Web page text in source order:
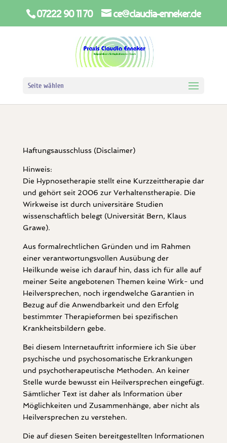
07222 90 11 70 ce@claudia-enneker.de
Seite wählen
Haftungsausschluss (Disclaimer)
Hinweis:
Die Hypnosetherapie stellt eine Kurzzeittherapie dar
und gehört seit 2006 zur Verhaltenstherapie. Die
Wirkweise ist durch universitäre Studien
wissenschaftlich belegt (Universität Bern, Klaus
Grawe).
Aus formalrechtlichen Gründen und im Rahmen
einer verantwortungsvollen Ausübung der
Heilkunde weise ich darauf hin, dass ich für alle auf
meiner Seite angebotenen Themen keine Wirk- und
Heilversprechen, noch irgendwelche Garantien in
Bezug auf die Anwendbarkeit und den Erfolg
bestimmter Therapieformen bei spezifischen
Krankheitsbildern gebe.
Bei diesem Internetauftritt informiere ich Sie über
psychische und psychosomatische Erkrankungen
und psychotherapeutische Methoden. An keiner
Stelle wurde bewusst ein Heilversprechen eingefügt.
Sämtlicher Text ist daher als Information über
Möglichkeiten und Zusammenhänge, aber nicht als
Heilversprechen zu verstehen.
Die auf diesen Seiten bereitgestellten Informationen